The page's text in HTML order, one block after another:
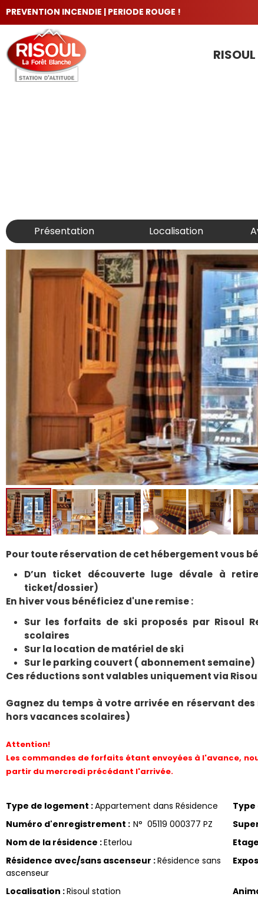
PREVENTION INCENDIE | PERIODE ROUGE !
RISOUL
Présentation Localisation
Pour toute réservation de cet hébergement vous
D’un ticket découverte luge dévale à
ticket/dossier)
En hiver vous bénéficiez d'une remise :
Sur les forfaits de ski proposés par Risoul
scolaires
Sur la location de matériel de ski
Sur le parking couvert ( abonnement semaine)
Ces réductions sont valables uniquement via
Gagnez du temps à votre arrivée en réservant
hors vacances scolaires)
Attention!
Les commandes de forfaits étant envoyées à l'avance,
partir du mercredi précédant l'arrivée.
Type de logement :Appartement dans Résidence
Numéro d'enregistrement : N° 05119 000377 PZ
Nom de la résidence :Eterlou Etage
Résidence avec/sans ascenseur :Résidence sans
ascenseur
Localisation :Risoul station